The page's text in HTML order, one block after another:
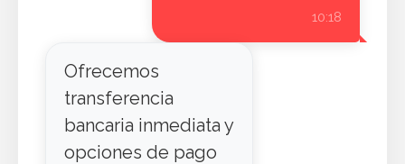
10:18
Ofrecemos
transferencia
bancaria inmediata y
opciones de pago